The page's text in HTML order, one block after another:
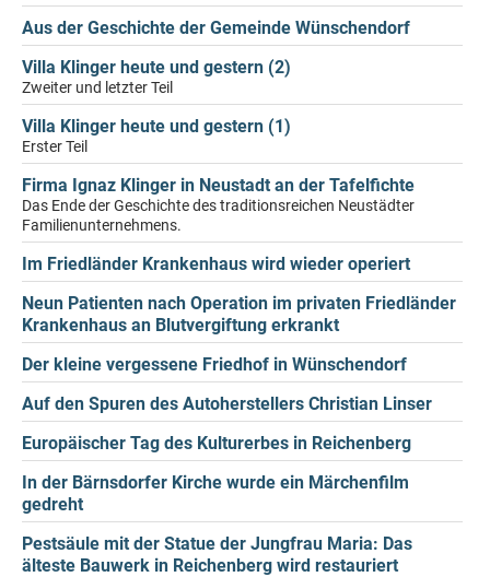
Aus der Geschichte der Gemeinde Wünschendorf
Villa Klinger heute und gestern (2)
Zweiter und letzter Teil
Villa Klinger heute und gestern (1)
Erster Teil
Firma Ignaz Klinger in Neustadt an der Tafelfichte
Das Ende der Geschichte des traditionsreichen Neustädter
Familienunternehmens.
Im Friedländer Krankenhaus wird wieder operiert
Neun Patienten nach Operation im privaten Friedländer
Krankenhaus an Blutvergiftung erkrankt
Der kleine vergessene Friedhof in Wünschendorf
Auf den Spuren des Autoherstellers Christian Linser
Europäischer Tag des Kulturerbes in Reichenberg
In der Bärnsdorfer Kirche wurde ein Märchenfilm
gedreht
Pestsäule mit der Statue der Jungfrau Maria: Das
älteste Bauwerk in Reichenberg wird restauriert